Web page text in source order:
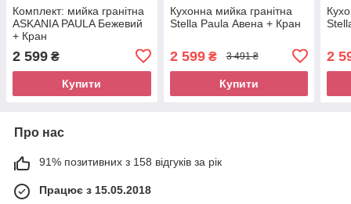
Комплект: мийка гранітна
ASKANIA PAULA Бежевий
+ Кран
2 599 ₴
Купити
Кухонна мийка гранітна
Stella Paula Авена + Кран
2 599₴ 3 491 ₴
Купити
2
Про нас
91% позитивних з 158 відгуків за рік
Працює з 15.05.2018